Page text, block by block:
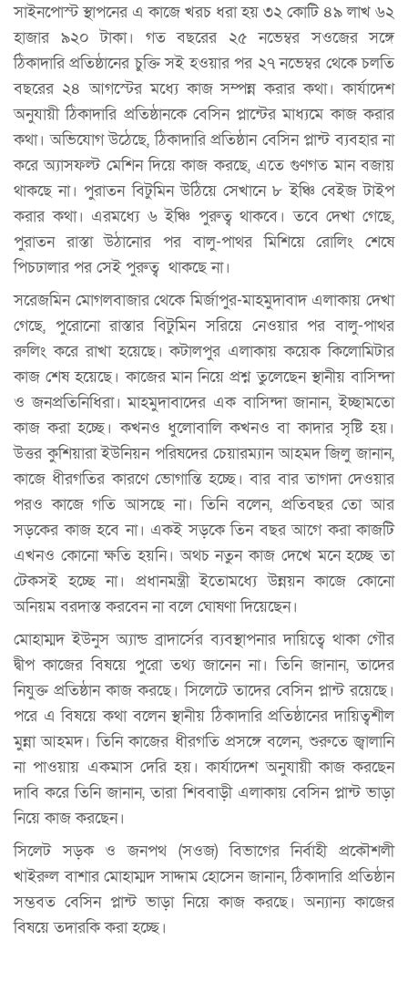
সাইনপোস্ট স্থাপনের এ কাজে খরচ ধরা হয় ৩২ কোটি ৪৯ লাখ ৬২
হাজার ৯২০ টাকা। গত বছরের ২৫ নভেম্বর সওজের সঙ্গে
ঠিকাদারি প্রতিষ্ঠানের চুক্তি সই হওয়ার পর ২৭ নভেম্বর থেকে চলতি
বছরের ২৪ আগস্টের মধ্যে কাজ সম্পন্ন করার কথা। কার্যাদেশ
অনুযায়ী ঠিকাদারি প্রতিষ্ঠানকে বেসিন প্লান্টের মাধ্যমে কাজ করার
কথা। অভিযোগ উঠেছে, ঠিকাদারি প্রতিষ্ঠান বেসিন প্লান্ট ব্যবহার না
করে অ্যাসফল্ট মেশিন দিয়ে কাজ করছে, এতে গুণগত মান বজায়
থাকছে না। পুরাতন বিটুমিন উঠিয়ে সেখানে ৮ ইঞ্চি বেইজ টাইপ
করার কথা। এরমধ্যে ৬ ইঞ্চি পুরুত্ব থাকবে। তবে দেখা গেছে,
পুরাতন রাস্তা উঠানোর পর বালু-পাথর মিশিয়ে রোলিং শেষে
পিচঢালার পর সেই পুরুত্ব থাকছে না।
সরেজমিন মোগলবাজার থেকে মির্জাপুর-মাহমুদাবাদ এলাকায় দেখা
গেছে, পুরোনো রাস্তার বিটুমিন সরিয়ে নেওয়ার পর বালু-পাথর
রুলিং করে রাখা হয়েছে। কটালপুর এলাকায় কয়েক কিলোমিটার
কাজ শেষ হয়েছে। কাজের মান নিয়ে প্রশ্ন তুলেছেন স্থানীয় বাসিন্দা
ও জনপ্রতিনিধিরা। মাহমুদাবাদের এক বাসিন্দা জানান, ইচ্ছামতো
কাজ করা হচ্ছে। কখনও ধুলোবালি কখনও বা কাদার সৃষ্টি হয়।
উত্তর কুশিয়ারা ইউনিয়ন পরিষদের চেয়ারম্যান আহমদ জিলু জানান,
কাজে ধীরগতির কারণে ভোগান্তি হচ্ছে। বার বার তাগদা দেওয়ার
পরও কাজে গতি আসছে না। তিনি বলেন, প্রতিবছর তো আর
সড়কের কাজ হবে না। একই সড়কে তিন বছর আগে করা কাজটি
এখনও কোনো ক্ষতি হয়নি। অথচ নতুন কাজ দেখে মনে হচ্ছে তা
টেকসই হচ্ছে না। প্রধানমন্ত্রী ইতোমধ্যে উন্নয়ন কাজে কোনো
অনিয়ম বরদাস্ত করবেন না বলে ঘোষণা দিয়েছেন।
মোহাম্মদ ইউনুস অ্যান্ড ব্রাদার্সের ব্যবস্থাপনার দায়িত্বে থাকা গৌর
দ্বীপ কাজের বিষয়ে পুরো তথ্য জানেন না। তিনি জানান, তাদের
নিযুক্ত প্রতিষ্ঠান কাজ করছে। সিলেটে তাদের বেসিন প্লান্ট রয়েছে।
পরে এ বিষয়ে কথা বলেন স্থানীয় ঠিকাদারি প্রতিষ্ঠানের দায়িত্বশীল
মুন্না আহমদ। তিনি কাজের ধীরগতি প্রসঙ্গে বলেন, শুরুতে জ্বালানি
না পাওয়ায় একমাস দেরি হয়। কার্যাদেশ অনুযায়ী কাজ করছেন
দাবি করে তিনি জানান, তারা শিববাড়ী এলাকায় বেসিন প্লান্ট ভাড়া
নিয়ে কাজ করছেন।
সিলেট সড়ক ও জনপথ (সওজ) বিভাগের নির্বাহী প্রকৌশলী
খাইরুল বাশার মোহাম্মদ সাদ্দাম হোসেন জানান, ঠিকাদারি প্রতিষ্ঠান
সম্ভবত বেসিন প্লান্ট ভাড়া নিয়ে কাজ করছে। অন্যান্য কাজের
বিষয়ে তদারকি করা হচ্ছে।